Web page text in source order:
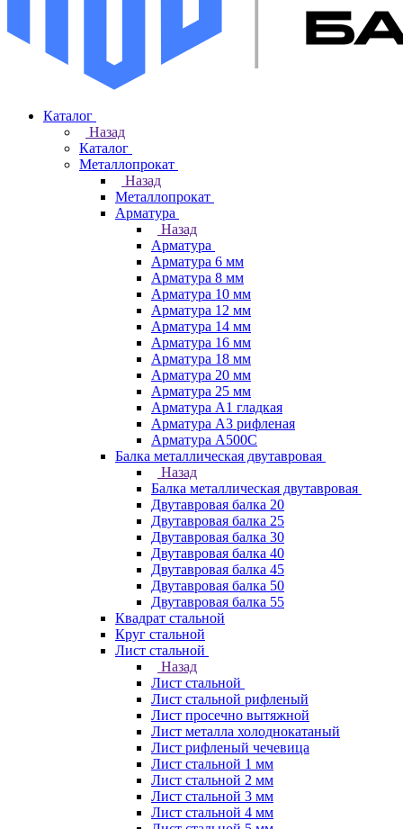
Каталог
Назад
Каталог
Металлопрокат
Назад
Металлопрокат
Арматура
Назад
Арматура
Арматура 6 мм
Арматура 8 мм
Арматура 10 мм
Арматура 12 мм
Арматура 14 мм
Арматура 16 мм
Арматура 18 мм
Арматура 20 мм
Арматура 25 мм
Арматура А1 гладкая
Арматура А3 рифленая
Арматура А500С
Балка металлическая двутавровая
Назад
Балка металлическая двутавровая
Двутавровая балка 20
Двутавровая балка 25
Двутавровая балка 30
Двутавровая балка 40
Двутавровая балка 45
Двутавровая балка 50
Двутавровая балка 55
Квадрат стальной
Круг стальной
Лист стальной
Назад
Лист стальной
Лист стальной рифленый
Лист просечно вытяжной
Лист металла холоднокатаный
Лист рифленый чечевица
Лист стальной 1 мм
Лист стальной 2 мм
Лист стальной 3 мм
Лист стальной 4 мм